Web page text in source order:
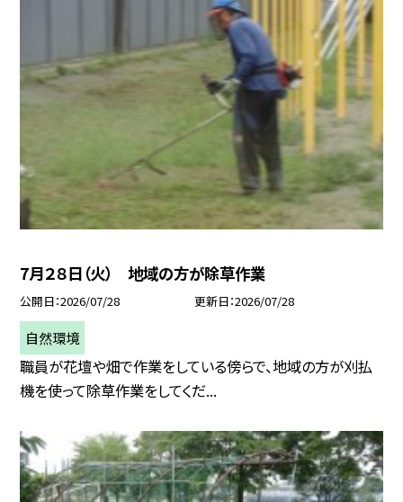
7月２８日（火） 地域の方が除草作業
公開日 2026/07/28 更新日 2026/07/28
自然環境
職員が花壇や畑で作業をしている傍らで、地域の方が刈払
機を使って除草作業をしてくだ...